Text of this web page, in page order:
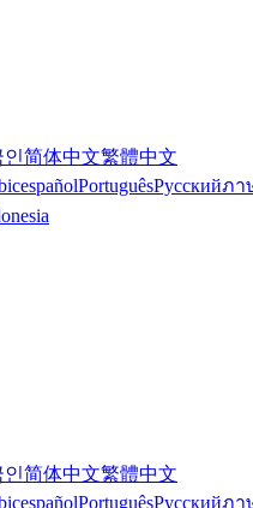
인简体中文繁體中文
españolPortuguêsРусскийภา
인简体中文繁體中文
españolPortuguêsРусскийภา